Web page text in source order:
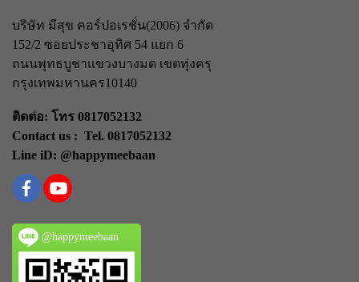
บริษัท มีสุข คอร์ปอเรชั่น(2006) จำกัด
152/2 ซอยประชาอุทิศ 54 แยก 6
ถนนพุทธบูชาแขวงบางมด เขตทุ่งครุ
กรุงเทพมหานคร10140
ติดต่อ: โทร 0817052132
Contact us : Tel. 0817052132
Line iD: @happymeebaan
@happymeebaan